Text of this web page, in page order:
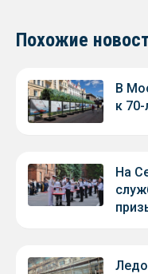
Похожие
В
к
На